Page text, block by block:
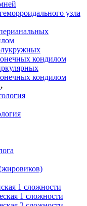
узла
кондилом
кондилом
1 сложности
1 сложности